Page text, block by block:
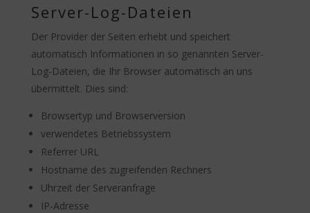
Server-Log-Dateien
Der Provider der Seiten erhebt und speichert
automatisch Informationen in so genannten Server-
Log-Dateien, die Ihr Browser automatisch an uns
übermittelt. Dies sind:
Browsertyp und Browserversion
verwendetes Betriebssystem
Referrer URL
Hostname des zugreifenden Rechners
Uhrzeit der Serveranfrage
IP-Adresse